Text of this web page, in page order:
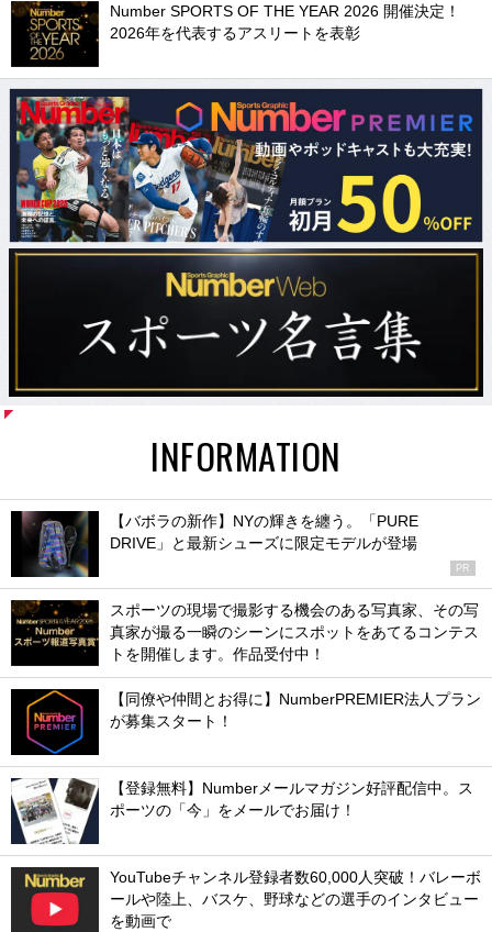
Number SPORTS OF THE YEAR 2026 開催決定！
2026年を代表するアスリートを表彰
INFORMATION
【バボラの新作】NYの輝きを纏う。「PURE
DRIVE」と最新シューズに限定モデルが登場
PR
スポーツの現場で撮影する機会のある写真家、その写
真家が撮る一瞬のシーンにスポットをあてるコンテス
トを開催します。作品受付中！
【同僚や仲間とお得に】NumberPREMIER法人プラン
が募集スタート！
【登録無料】Numberメールマガジン好評配信中。ス
ポーツの「今」をメールでお届け！
YouTubeチャンネル登録者数60,000人突破！バレーボ
ールや陸上、バスケ、野球などの選手のインタビュー
を動画で